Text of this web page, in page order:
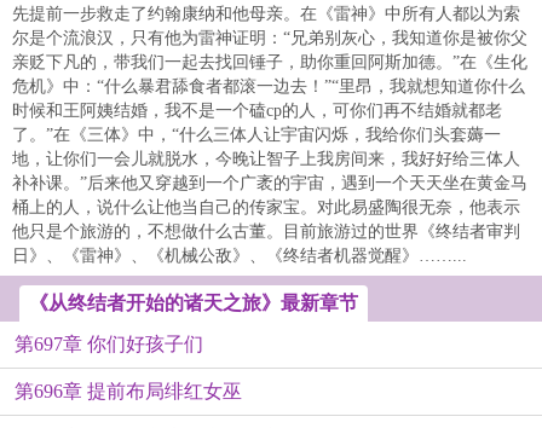
先提前一步救走了约翰康纳和他母亲。在《雷神》中所有人都以为索
尔是个流浪汉，只有他为雷神证明：“兄弟别灰心，我知道你是被你父
亲贬下凡的，带我们一起去找回锤子，助你重回阿斯加德。”在《生化
危机》中：“什么暴君舔食者都滚一边去！”“里昂，我就想知道你什么
时候和王阿姨结婚，我不是一个磕cp的人，可你们再不结婚就都老
了。”在《三体》中，“什么三体人让宇宙闪烁，我给你们头套薅一
地，让你们一会儿就脱水，今晚让智子上我房间来，我好好给三体人
补补课。”后来他又穿越到一个广袤的宇宙，遇到一个天天坐在黄金马
桶上的人，说什么让他当自己的传家宝。对此易盛陶很无奈，他表示
他只是个旅游的，不想做什么古董。目前旅游过的世界《终结者审判
日》、《雷神》、《机械公敌》、《终结者机器觉醒》……...
《从终结者开始的诸天之旅》最新章节
第697章 你们好孩子们
第696章 提前布局绯红女巫